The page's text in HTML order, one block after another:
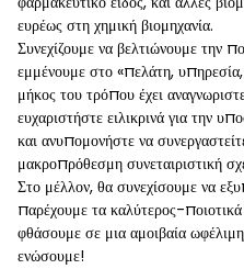
ευρέως στη χημική βιομηχανία.
Συνεχίζουμε να βελτιώνουμε την
εμμένουμε στο «πελάτη,
μήκος του τρόπου έχει
ευχαριστήστε ειλικρινά για την
και ανυπομονήστε να
μακροπρόθεσμη συνεταιριστική
Στο μέλλον, θα συνεχίσουμε να
παρέχουμε τα καλύτερος-
φθάσουμε σε μια αμοιβαία
ενώσουμε!